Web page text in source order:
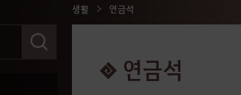
생활 연금석
연금석